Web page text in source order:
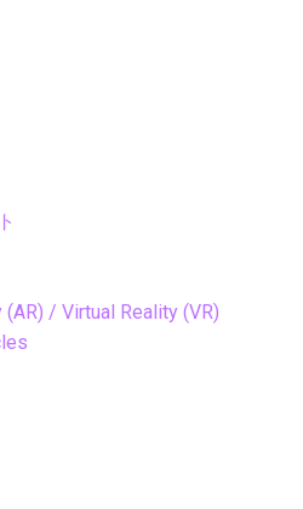
/ Virtual Reality (VR)